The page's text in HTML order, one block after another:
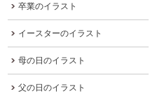
卒業のイラスト
イースターのイラスト
母の日のイラスト
父の日のイラスト